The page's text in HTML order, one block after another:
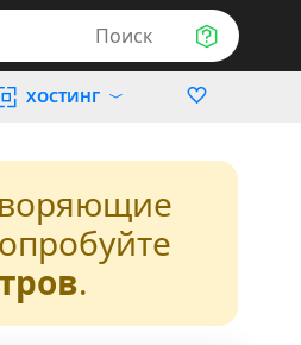
Поиск
ХОСТИНГ
.